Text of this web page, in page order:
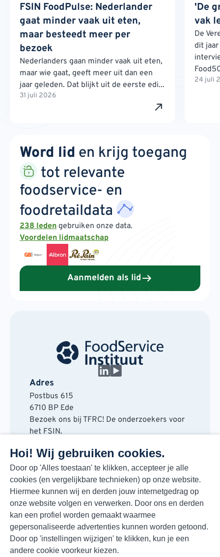
Hoi! Wij gebruiken cookies.
Door op 'Alles toestaan' te klikken, accepteer je alle
cookies (en vergelijkbare technieken) op onze website.
Hiermee kunnen wij en derden jouw internetgedrag op
onze website volgen en verwerken. Door ons en derden
kan een profiel worden gemaakt waarmee
gepersonaliseerde advertenties kunnen worden getoond.
Door op 'instellingen wijzigen' te klikken, kun je een
andere cookie voorkeur kiezen.
FSIN FoodPulse: Nederlander
gaat minder vaak uit eten,
maar besteedt meer per
bezoek
Nederlanders gaan minder vaak uit eten,
maar wie gaat, geeft meer uit dan een
jaar geleden. Dat blijkt uit de eerste edi...
31 juli 2026
'De
vak
De
dit
24 juli
Word lid en krijg toegang
tot relevante
foodservice- en
foodretaildata
238 leden gebruiken onze data.
Voordelen lidmaatschap
Aanmelden als lid
Adres
Postbus 615
6710 BP Ede
Bezoek ons bij TFRC! De onderzoekers voor
het FSIN.
6717 LT Ede
Contact
088 730 48 00
info@fsin.nl
Nieuwsbrief
Elke maand de beste insights en outlooks
voor de foodmarkt!
Inschrijven